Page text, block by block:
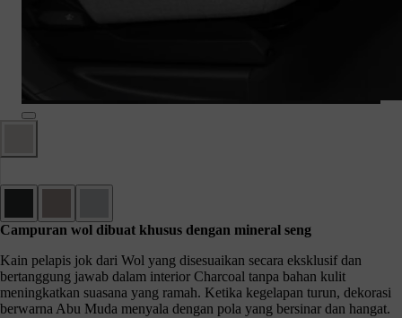
Campuran wol dibuat khusus dengan mineral seng
Kain pelapis jok dari Wol yang disesuaikan secara eksklusif dan
bertanggung jawab dalam interior Charcoal tanpa bahan kulit
meningkatkan suasana yang ramah. Ketika kegelapan turun, dekorasi
berwarna Abu Muda menyala dengan pola yang bersinar dan hangat.